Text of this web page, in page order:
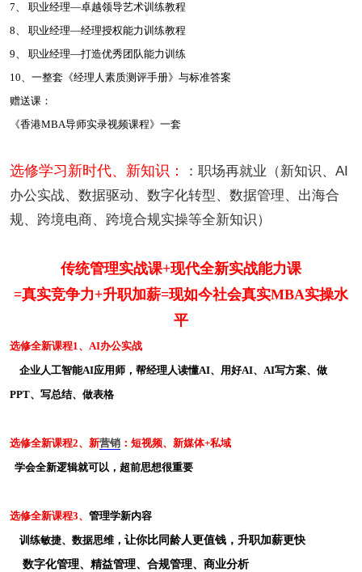
7、 职业经理—卓越领导艺术训练教程
8、 职业经理—经理授权能力训练教程
9、 职业经理—打造优秀团队能力训练
10、一整套《经理人素质测评手册》与标准答案
赠送课：
《香港MBA导师实录视频课程》一套
选修学习新时代、新知识：
：职场再就业（新知识、AI
办公实战、数据驱动、数字化转型、数据管理、出海合
规、跨境电商、跨境合规实操等全新知识）
传统管理实战课+现代全新实战能力课
=真实竞争力+升职加薪=现如今社会真实MBA实操水
平
选修全新课程1、AI办公实战
企业人工智能AI应用师， 帮经理人读懂AI、用好AI、 AI写方案、做
PPT、写总结、做表格
选修全新课程2、 新营销 ：短视频、新媒体+私域
学会全新逻辑就可以，超前思想很重要
选修全新课程3、 管理学新内容
训练敏捷、数据思维， 让你比同龄人更值钱，升职加薪更快
数字化管理、精益管理、合规管理、商业分析